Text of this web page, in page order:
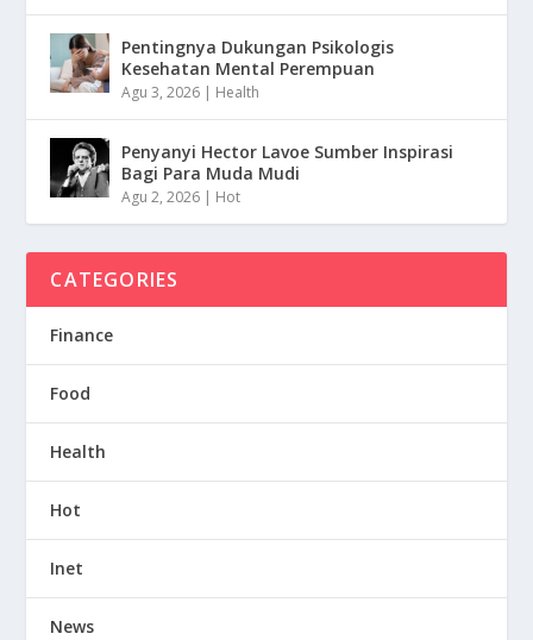
Pentingnya Dukungan Psikologis
Kesehatan Mental Perempuan
Agu 3, 2026 | Health
Penyanyi Hector Lavoe Sumber Inspirasi
Bagi Para Muda Mudi
Agu 2, 2026 | Hot
CATEGORIES
Finance
Food
Health
Hot
Inet
News